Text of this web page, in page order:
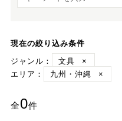
現在の絞り込み条件
ジャンル：
文具
×
エリア：
九州・沖縄 ×
全0件